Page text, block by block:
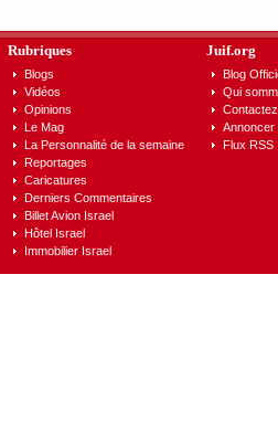
Rubriques
Blogs
Vidéos
Opinions
Le Mag
La Personnalité de la semaine
Reportages
Caricatures
Derniers Commentaires
Billet Avion Israel
Hôtel Israel
Immobilier Israel
Juif.org
Blog
Qui
Annoncer
Flux RSS